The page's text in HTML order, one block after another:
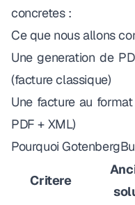
concretes :
Ce que nous allons
Une generation de
(facture classique)
Une facture au format
PDF + XML)
Pourquoi
Critere